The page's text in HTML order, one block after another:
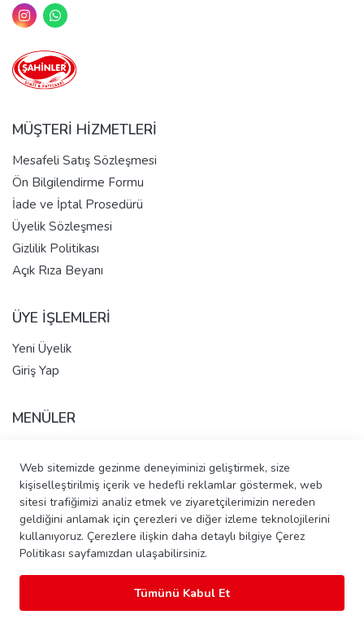
Web sitemizde gezinme deneyiminizi geliştirmek, size
kişiselleştirilmiş içerik ve hedefli reklamlar göstermek, web
sitesi trafiğimizi analiz etmek ve ziyaretçilerimizin nereden
geldiğini anlamak için çerezleri ve diğer izleme teknolojilerini
kullanıyoruz. Çerezlere ilişkin daha detaylı bilgiye Çerez
Politikası sayfamızdan ulaşabilirsiniz.
Tümünü Kabul Et
MÜŞTERİ HİZMETLERİ
Mesafeli Satış Sözleşmesi
Ön Bilgilendirme Formu
İade ve İptal Prosedürü
Üyelik Sözleşmesi
Gizlilik Politikası
Açık Rıza Beyanı
ÜYE İŞLEMLERİ
Yeni Üyelik
Giriş Yap
MENÜLER
Hakkımızda
Tüm Ürünler
İletişim - Pasta Talep Et
Banka Hesap Bilgileri